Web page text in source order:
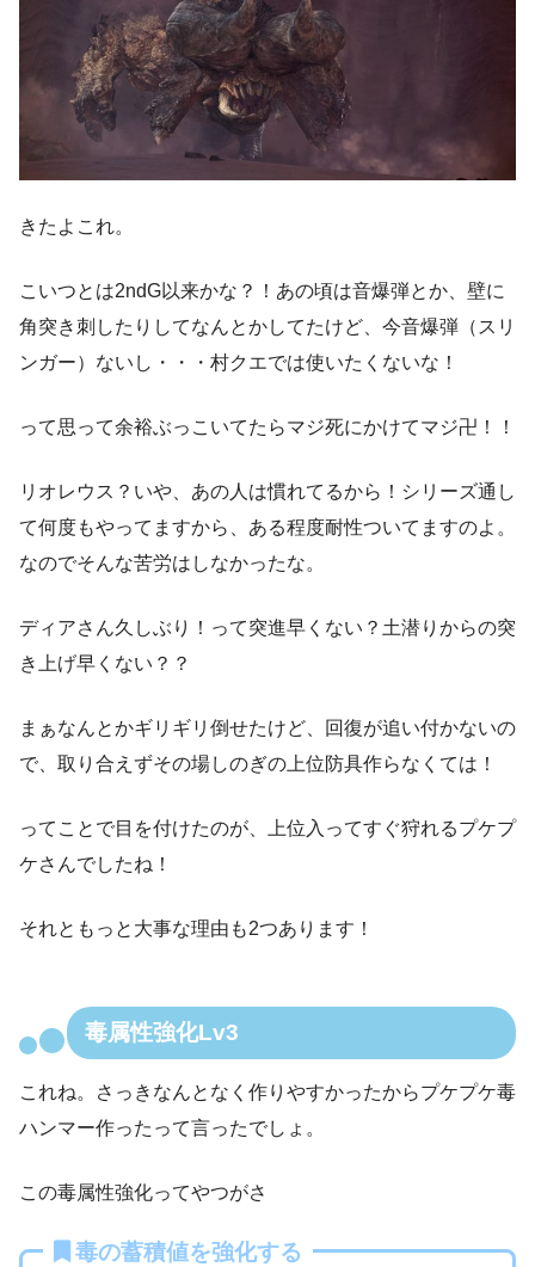
きたよこれ。
こいつとは2ndG以来かな？！あの頃は音爆弾とか、壁に
角突き刺したりしてなんとかしてたけど、今音爆弾（スリ
ンガー）ないし・・・村クエでは使いたくないな！
って思って余裕ぶっこいてたらマジ死にかけてマジ卍！！
リオレウス？いや、あの人は慣れてるから！シリーズ通し
て何度もやってますから、ある程度耐性ついてますのよ。
なのでそんな苦労はしなかったな。
ディアさん久しぶり！って突進早くない？土潜りからの突
き上げ早くない？？
まぁなんとかギリギリ倒せたけど、回復が追い付かないの
で、取り合えずその場しのぎの上位防具作らなくては！
ってことで目を付けたのが、上位入ってすぐ狩れるプケプ
ケさんでしたね！
それともっと大事な理由も2つあります！
毒属性強化Lv3
これね。さっきなんとなく作りやすかったからプケプケ毒
ハンマー作ったって言ったでしょ。
この毒属性強化ってやつがさ
毒の蓄積値を強化する